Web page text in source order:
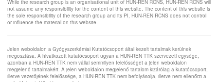
While the research group is an organisational unit of HUN-REN RCNS, HUN-REN RCNS will
not assume any responsibility for the content of this website. The content of this website is
the sole responsibility of the research group and its PI, HUN-REN RCNS does not control
or influence the material on this website.
Jelen weboldalon a Gyógyszerkémiai Kutatócsoport által kezelt tartalmak kerülnek
megosztása. A hivatkozott kutatócsoport ugyan a HUN-REN TTK szervezeti egysége,
azonban a HUN-REN TTK nem vállal semmilyen felelősséget a jelen weboldalon
megjelenő tartalmakért. A jelen weboldalon megjelenő tartalom kizárólag a kutatócsoport,
illetve vezetőjének felelőssége, a HUN-REN TTK nem befolyásolja, illetve nem ellenőrzi a